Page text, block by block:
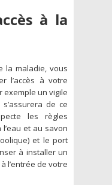
à la
la maladie, vous
l’accès à votre
exemple un vigile
de ce
les règles
l’eau et au savon
et le port
à installer un
l’entrée de votre